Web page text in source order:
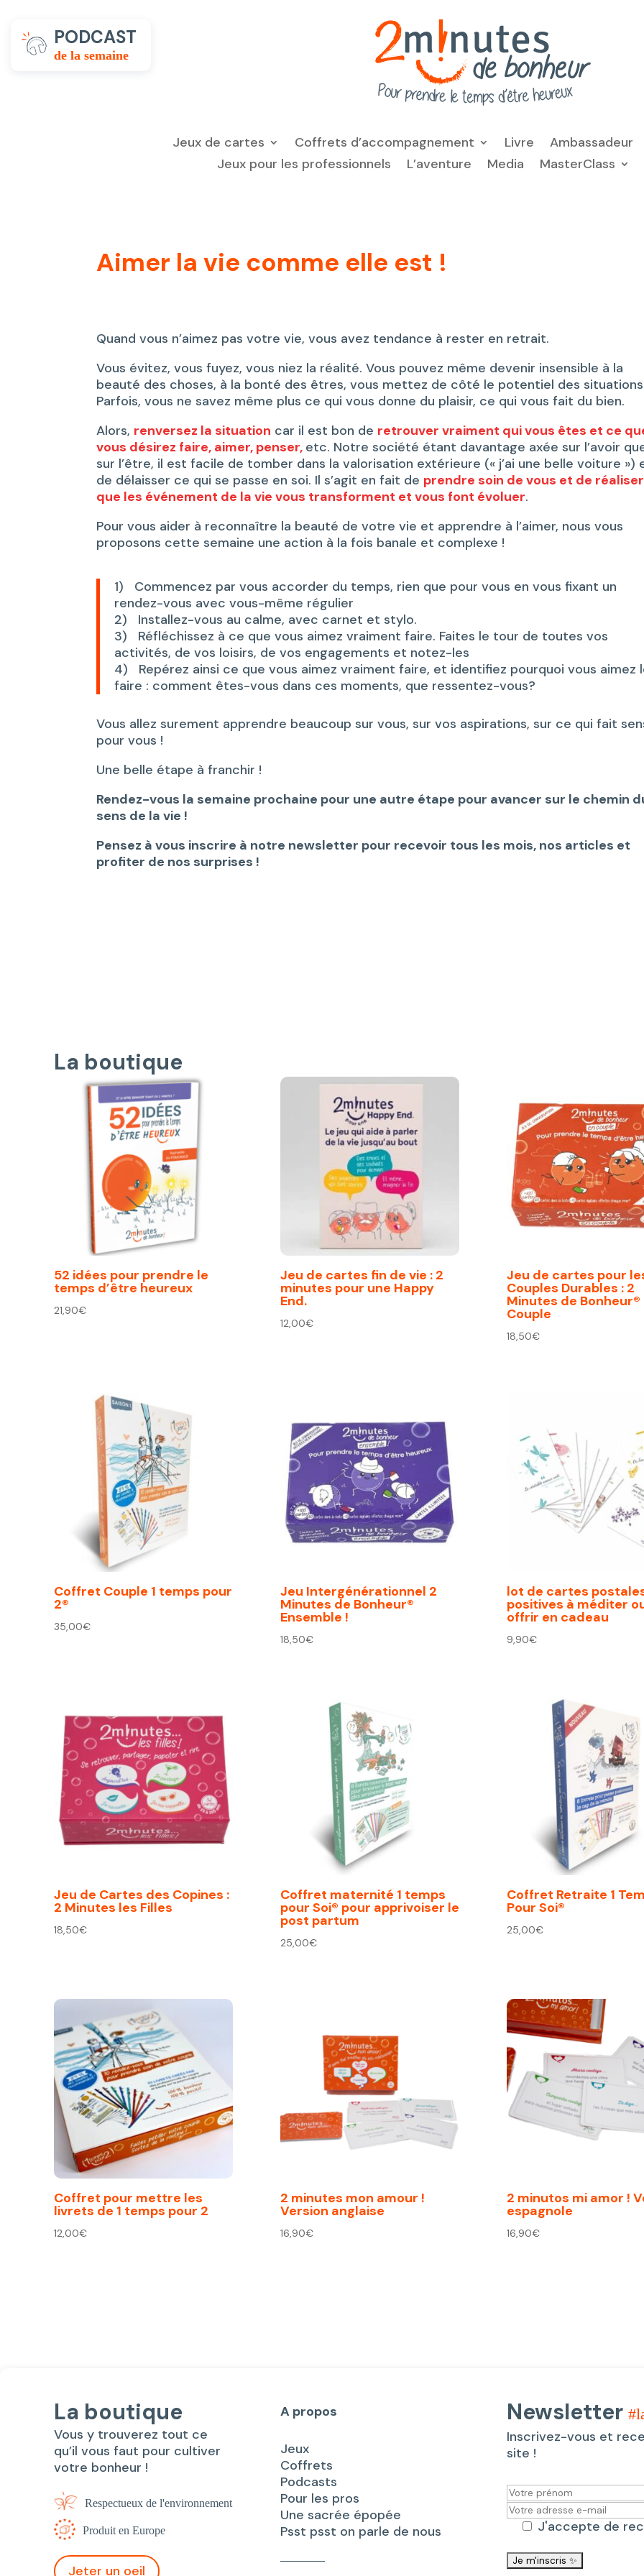
PODCAST
de la semaine
Jeux de cartes Coffrets d’accompagnement Livre Ambassadeur
Jeux pour les professionnels
L’aventure Media MasterClass
Aimer la vie comme elle est !
Quand vous n’aimez pas votre vie, vous avez tendance à rester en retrait.
Vous évitez, vous fuyez, vous niez la réalité. Vous pouvez même devenir insensible à la
beauté des choses, à la bonté des êtres, vous mettez de côté le potentiel des
Parfois, vous ne savez même plus ce qui vous donne du plaisir, ce qui vous fait du bien.
Alors, renversez la situation car il est bon de retrouver vraiment qui vous êtes et ce
vous désirez faire, aimer, penser, etc. Notre société étant davantage axée sur l’avoir
sur l’être, il est facile de tomber dans la valorisation extérieure (« j’ai une belle voiture »)
de délaisser ce qui se passe en soi. Il s’agit en fait de prendre soin de vous et de réaliser
que les événement de la vie vous transforment et vous font évoluer.
Pour vous aider à reconnaître la beauté de votre vie et apprendre à l’aimer, nous vous
proposons cette semaine une action à la fois banale et complexe !
1) Commencez par vous accorder du temps, rien que pour vous en vous fixant un
rendez-vous avec vous-même régulier
2) Installez-vous au calme, avec carnet et stylo.
3) Réfléchissez à ce que vous aimez vraiment faire. Faites le tour de toutes vos
activités, de vos loisirs, de vos engagements et notez-les
4) Repérez ainsi ce que vous aimez vraiment faire, et identifiez pourquoi vous aimez
faire : comment êtes-vous dans ces moments, que ressentez-vous?
Vous allez surement apprendre beaucoup sur vous, sur vos aspirations, sur ce qui fait
pour vous !
Une belle étape à franchir !
Rendez-vous la semaine prochaine pour une autre étape pour avancer sur le chemin
sens de la vie !
Pensez à vous inscrire à notre newsletter pour recevoir tous les mois, nos articles et
profiter de nos surprises !
La boutique
52 idées pour prendre le
temps d’être heureux
21,90€
Jeu de cartes fin de vie : 2
minutes pour une Happy
End.
12,00€
Jeu de cartes pour
Couples Durables : 2
Minutes de Bonheur®
Couple
18,50€
Coffret Couple 1 temps pour
2®
35,00€
Jeu Intergénérationnel 2
Minutes de Bonheur®
Ensemble !
18,50€
lot de cartes
positives à méditer
offrir en cadeau
9,90€
Jeu de Cartes des Copines :
2 Minutes les Filles
18,50€
Coffret maternité 1 temps
pour Soi® pour apprivoiser le
post partum
25,00€
Coffret Retraite 1
Pour Soi®
25,00€
Coffret pour mettre les
livrets de 1 temps pour 2
12,00€
2 minutes mon amour !
Version anglaise
16,90€
2 minutos mi amor !
espagnole
16,90€
La boutique
Vous y trouverez tout ce
qu’il vous faut pour cultiver
votre bonheur !
Respectueux de l'environnement
Produit en Europe
Jeter un oeil
A propos
Jeux
Coffrets
Podcasts
Pour les pros
Une sacrée épopée
Psst psst on parle de nous
Newsletter
Inscrivez-vous et
site !
J'accepte de